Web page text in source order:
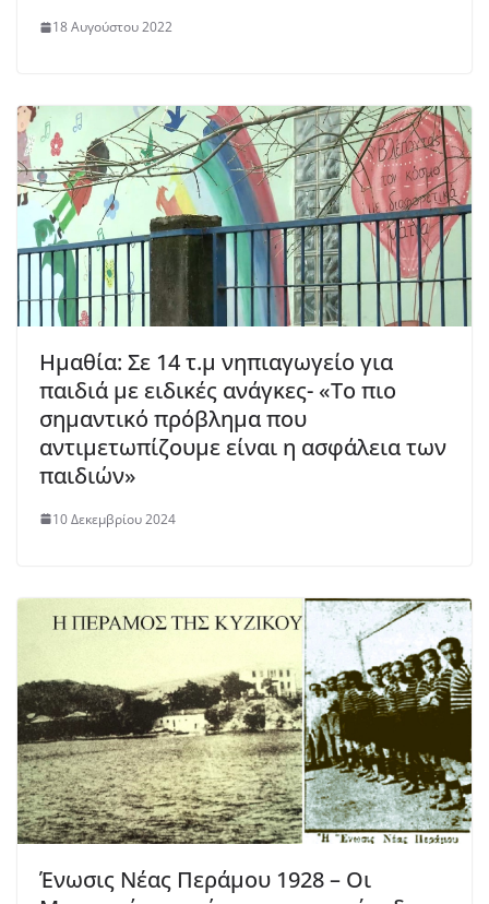
18 Αυγούστου 2022
Ημαθία: Σε 14 τ.μ νηπιαγωγείο για
παιδιά με ειδικές ανάγκες- «Το πιο
σημαντικό πρόβλημα που
αντιμετωπίζουμε είναι η ασφάλεια των
παιδιών»
10 Δεκεμβρίου 2024
Ένωσις Νέας Περάμου 1928 – Οι